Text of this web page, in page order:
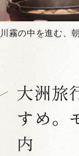
川霧の中を進む、
大洲旅
すめ。
内